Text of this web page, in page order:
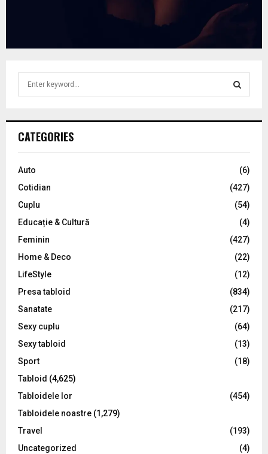
h
o
:
C
CATEGORIES
Auto
(6)
Cotidian
(427)
Cuplu
(54)
Educație & Cultură
(4)
Feminin
(427)
Home & Deco
(22)
LifeStyle
(12)
Presa tabloid
(834)
Sanatate
(217)
Sexy cuplu
(64)
Sexy tabloid
(13)
Sport
(18)
Tabloid (4,625)
Tabloidele lor
(454)
Tabloidele noastre (1,279)
Travel
(193)
Uncategorized
(4)